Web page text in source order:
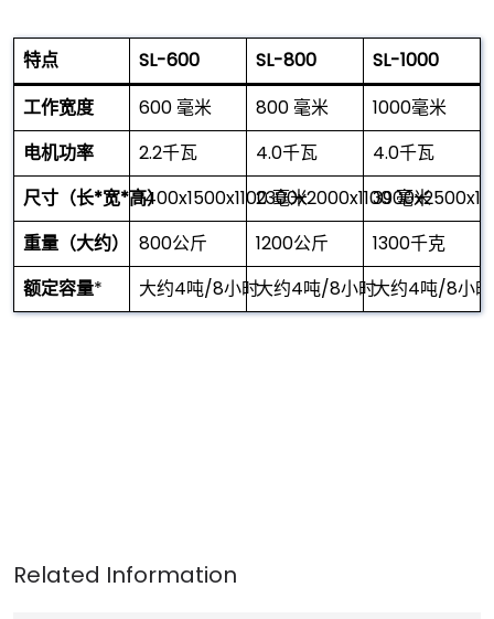
特点 SL-600 SL-800
SL-1000
工作宽度
600 毫米 800 毫米
1000毫米
电机功率
2.2千瓦 4.0千瓦
4.0千瓦
尺寸（长*宽*高）1400x1500x1100 毫米2300x2000x1100 毫米
重量（大约）
800公斤 1200公斤
1300千克
额定容量* 大约4吨/8小时大约4吨/8小时大约4吨/8小时